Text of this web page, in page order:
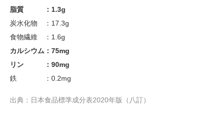
脂質 ：1.3g
炭水化物 ：17.3g
食物繊維 ：1.6g
カルシウム：75mg
リン ：90mg
鉄 ：0.2mg
出典：日本食品標準成分表2020年版（八訂）